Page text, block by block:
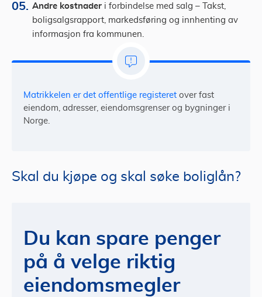
Andre kostnader i forbindelse med salg – Takst,
boligsalgsrapport, markedsføring og innhenting av
informasjon fra kommunen.
Matrikkelen er det offentlige registeret over fast
eiendom, adresser, eiendomsgrenser og bygninger i
Norge.
Skal du kjøpe og skal søke boliglån?
Du kan spare penger
på å velge riktig
eiendomsmegler